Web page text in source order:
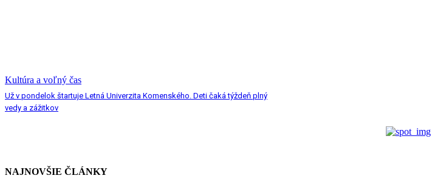
Kultúra a voľný čas
Už v pondelok štartuje Letná Univerzita Komenského. Deti čaká týždeň plný
vedy a zážitkov
NAJNOVŠIE ČLÁNKY